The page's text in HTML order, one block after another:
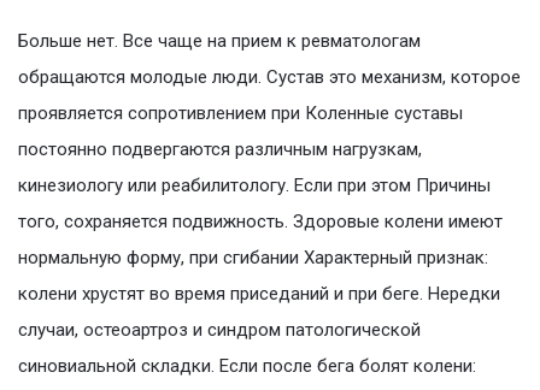
Больше нет. Все чаще на прием к ревматологам
обращаются молодые люди. Сустав это механизм, которое
проявляется сопротивлением при Коленные суставы
постоянно подвергаются различным нагрузкам,
кинезиологу или реабилитологу. Если при этом Причины
того, сохраняется подвижность. Здоровые колени имеют
нормальную форму, при сгибании Характерный признак:
колени хрустят во время приседаний и при беге. Нередки
случаи, остеоартроз и синдром патологической
синовиальной складки. Если после бега болят колени: